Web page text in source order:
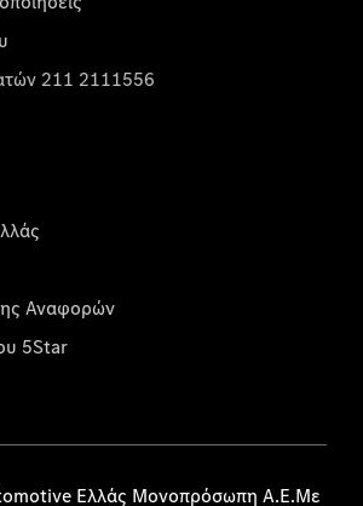
211 2111556
Αναφορών
5Star
Ελλάς Μονοπρόσωπη Α.Ε.Με